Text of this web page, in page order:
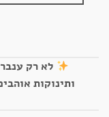
לא רק
ותינוקות